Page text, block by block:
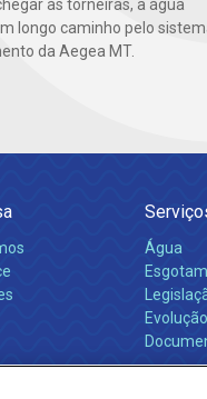
às torneiras, a água
longo caminho pelo
da Aegea MT.
Água